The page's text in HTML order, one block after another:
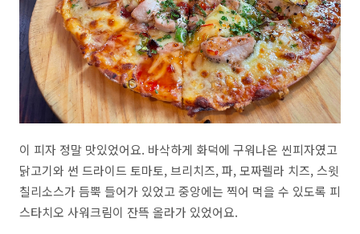
이 피자 정말 맛있었어요. 바삭하게 화덕에 구워나온 씬피자였고
닭고기와 썬 드라이드 토마토, 브리치즈, 파, 모짜렐라 치즈, 스윗
칠리소스가 듬뿍 들어가 있었고 중앙에는 찍어 먹을 수 있도록 피
스타치오 사워크림이 잔뜩 올라가 있었어요.